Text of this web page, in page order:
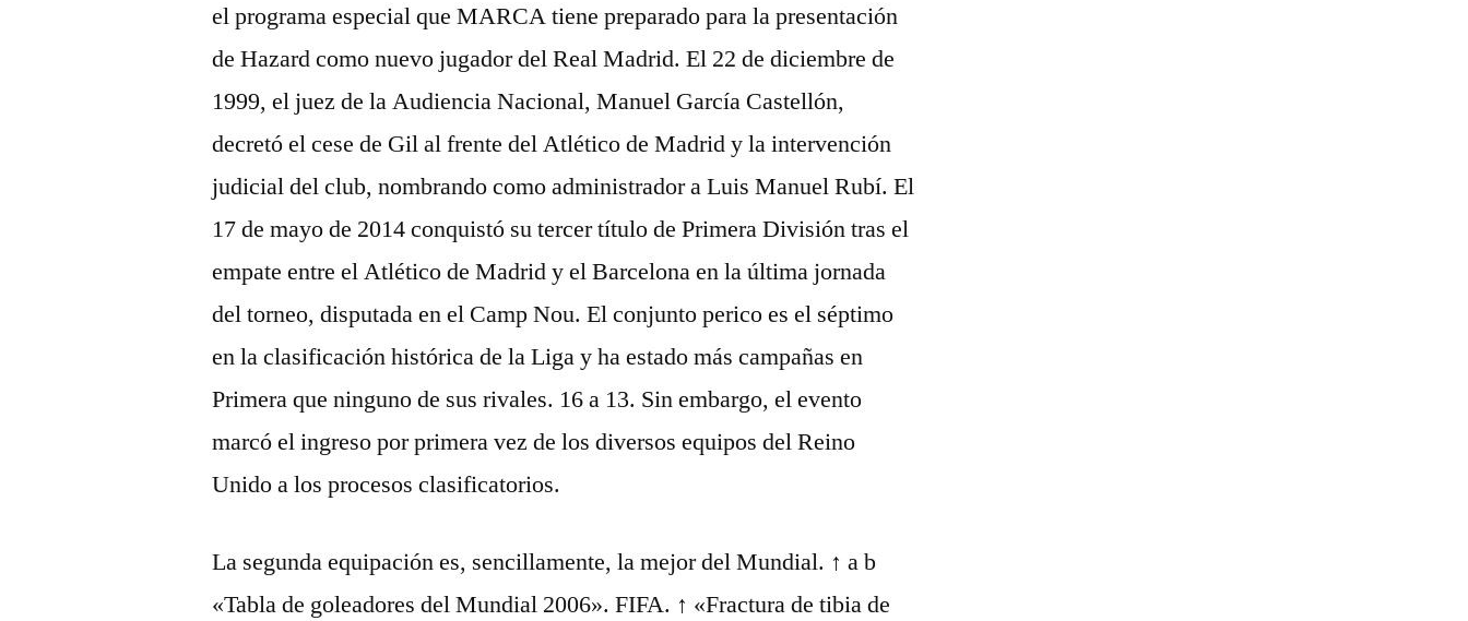
el programa especial que MARCA tiene preparado para la presentación
de Hazard como nuevo jugador del Real Madrid. El 22 de diciembre de
1999, el juez de la Audiencia Nacional, Manuel García Castellón,
decretó el cese de Gil al frente del Atlético de Madrid y la intervención
judicial del club, nombrando como administrador a Luis Manuel Rubí. El
17 de mayo de 2014 conquistó su tercer título de Primera División tras el
empate entre el Atlético de Madrid y el Barcelona en la última jornada
del torneo, disputada en el Camp Nou. El conjunto perico es el séptimo
en la clasificación histórica de la Liga y ha estado más campañas en
Primera que ninguno de sus rivales. 16 a 13. Sin embargo, el evento
marcó el ingreso por primera vez de los diversos equipos del Reino
Unido a los procesos clasificatorios.
La segunda equipación es, sencillamente, la mejor del Mundial. ↑ a b
«Tabla de goleadores del Mundial 2006». FIFA. ↑ «Fractura de tibia de